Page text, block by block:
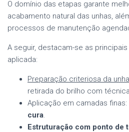
O domínio das etapas garante
acabamento natural das unhas,
processos de manutenção
A seguir, destacam-se as
aplicada:
Preparação criteriosa da
retirada do brilho com
Aplicação em camadas finas:
cura.
Estruturação com ponto de